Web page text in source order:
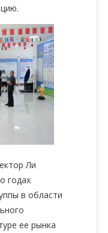
Ли
годах
в области
ее рынка